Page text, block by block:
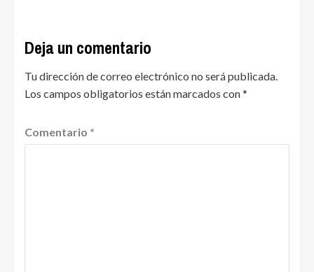
Deja un comentario
Tu dirección de correo electrónico no será publicada.
Los campos obligatorios están marcados con*
Comentario *